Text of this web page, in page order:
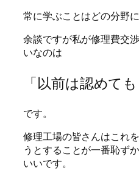
常に学ぶことはどの分野
余談ですが私が修理費交
いなのは
「以前は認めて
です。
修理工場の皆さんはこれ
うとすることが一番恥ず
いいです。